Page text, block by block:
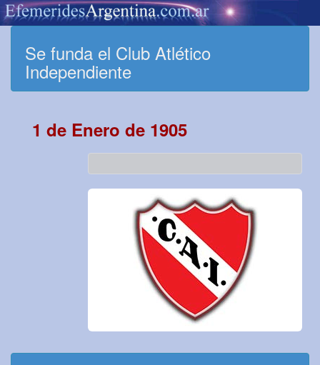
Se funda el Club Atlético
Independiente
1 de Enero de 1905